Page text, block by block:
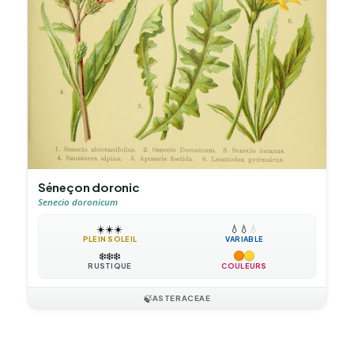
Séneçon doronic
Senecio doronicum
☀️☀️☀️
PLEIN SOLEIL
💧 💧 💧
VARIABLE
❄️❄️❄️
RUSTIQUE COULEURS
🍃ASTERACEAE